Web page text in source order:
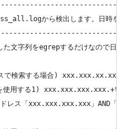
から検出します。日時を
文字列をegrepするだけなので日時
で検索する場合) xxx.xxx.xx.xxx"
使用する1)
レス「xxx.xxx.xxx.xxx」AND「